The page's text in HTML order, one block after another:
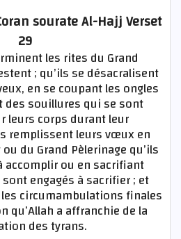
sourate Al-Hajj Verset
29
les rites du Grand
; qu’ils se désacralisent
en se coupant les ongles
des souillures qui se sont
leurs corps durant leur
remplissent leurs vœux en
du Grand Pèlerinage qu’ils
accomplir ou en sacrifiant
engagés à sacrifier ; et
circumambulations finales
qu’Allah a affranchie de la
des tyrans.